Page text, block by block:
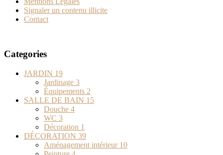
Signaler un contenu illicite
Contact
Categories
JARDIN 19
Jardinage 3
Équipements 2
SALLE DE BAIN 15
Douche 4
WC 3
Décoration 1
DÉCORATION 39
Aménagement intérieur 10